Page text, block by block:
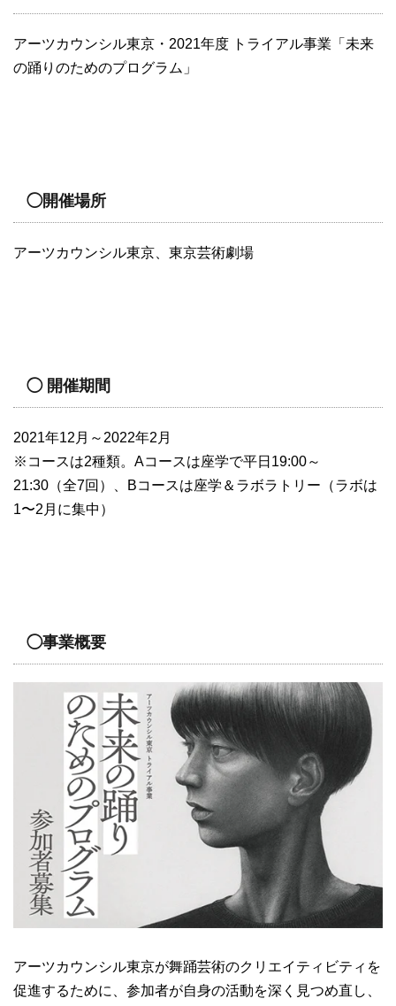
アーツカウンシル東京・2021年度 トライアル事業「未来
の踊りのためのプログラム」
◯開催場所
アーツカウンシル東京、東京芸術劇場
◯ 開催期間
2021年12月～2022年2月
※コースは2種類。Aコースは座学で平日19:00～
21:30（全7回）、Bコースは座学＆ラボラトリー（ラボは
1〜2月に集中）
◯事業概要
アーツカウンシル東京が舞踊芸術のクリエイティビティを
促進するために、参加者が自身の活動を深く見つめ直し、